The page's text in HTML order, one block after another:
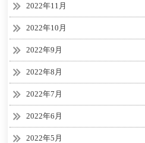
2022年11月
2022年10月
2022年9月
2022年8月
2022年7月
2022年6月
2022年5月